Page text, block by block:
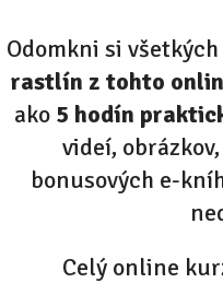
Odomkni si všetkých
rastlín z tohto
ako 5 hodín
videí,
bonusových e-
Celý online